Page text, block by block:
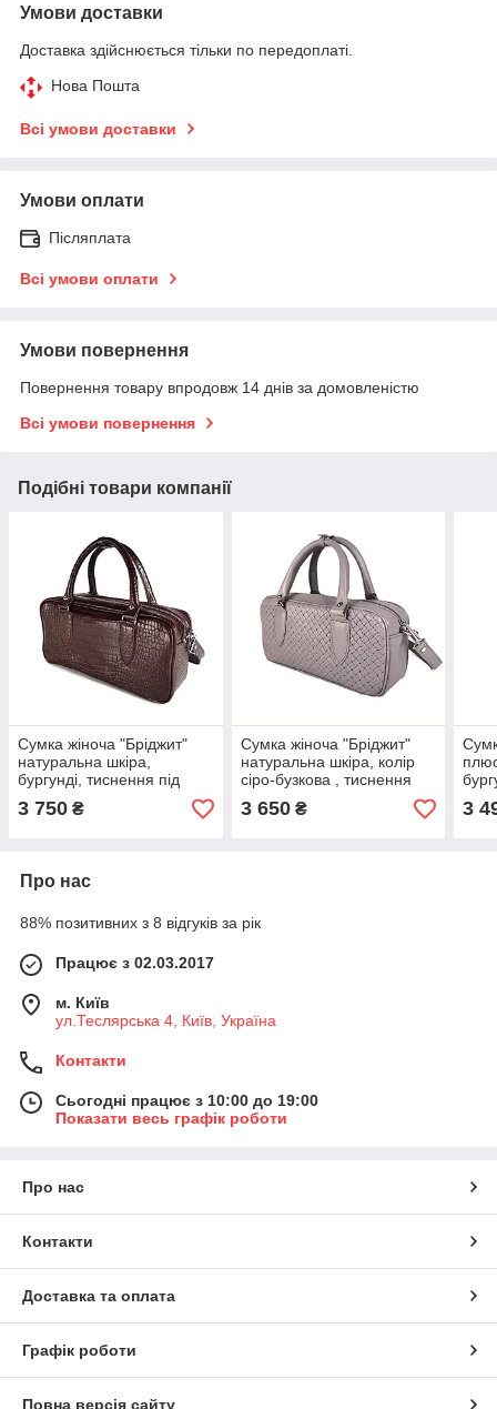
Умови доставки
Доставка здійснюється тільки по передоплаті.
Нова Пошта
Всі умови доставки
Умови оплати
Післяплата
Всі умови оплати
Умови повернення
Повернення товару впродовж 14 днів за домовленістю
Всі умови повернення
Подібні товари компанії
Сумка жіноча "Бріджит"
натуральна шкіра,
бургунді, тиснення під
крокодил
3 750 ₴
Сумка жіноча "Бріджит"
натуральна шкіра, колір
сіро-бузкова , тиснення
вінето
3 650₴ 3
Про нас
88% позитивних з 8 відгуків за рік
Працює з 02.03.2017
м. Київ
ул.Теслярська 4, Київ, Україна
Контакти
Сьогодні працює з 10:00 до 19:00
Показати весь графік роботи
Про нас
Контакти
Доставка та оплата
Графік роботи
Повна версія сайту